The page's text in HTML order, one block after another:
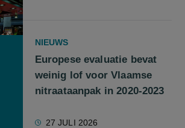
NIEUWS
Europese evaluatie bevat
weinig lof voor Vlaamse
nitraataanpak in 2020-2023
27 JULI 2026